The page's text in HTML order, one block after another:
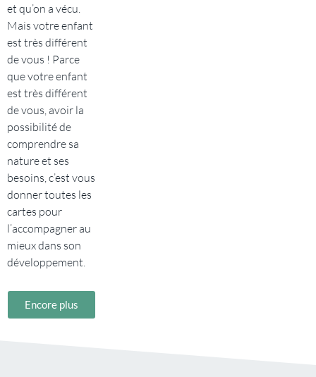
et qu’on a vécu.
Mais votre enfant
est très différent
de vous ! Parce
que votre enfant
est très différent
de vous, avoir la
possibilité de
comprendre sa
nature et ses
besoins, c’est vous
donner toutes les
cartes pour
l’accompagner au
mieux dans son
développement.
Encore plus